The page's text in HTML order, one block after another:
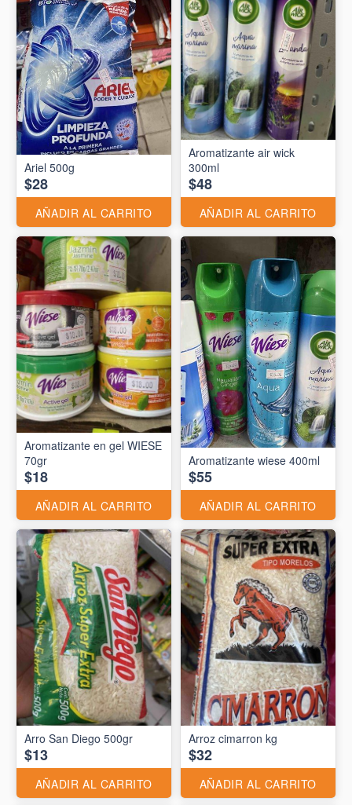
Ariel 500g
$28
AÑADIR AL CARRITO
Aromatizante air wick
300ml
$48
AÑADIR AL CARRITO
Aromatizante en gel WIESE
70gr
$18
AÑADIR AL CARRITO
Aromatizante wiese 400ml
$55
AÑADIR AL CARRITO
Arro San Diego 500gr
$13
AÑADIR AL CARRITO
Arroz cimarron kg
$32
AÑADIR AL CARRITO